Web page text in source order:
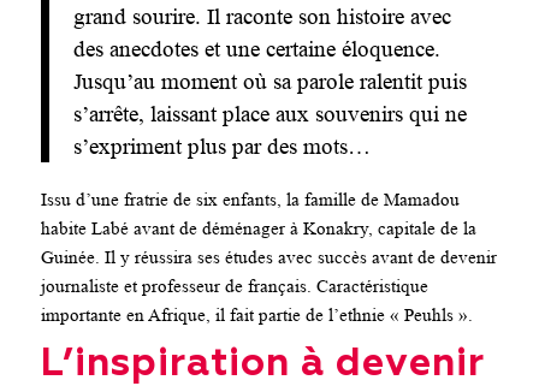
grand sourire. Il raconte son histoire avec
des anecdotes et une certaine éloquence.
Jusqu’au moment où sa parole ralentit puis
s’arrête, laissant place aux souvenirs qui ne
s’expriment plus par des mots…
Issu d’une fratrie de six enfants, la famille de Mamadou
habite Labé avant de déménager à Konakry, capitale de la
Guinée. Il y réussira ses études avec succès avant de devenir
journaliste et professeur de français. Caractéristique
importante en Afrique, il fait partie de l’ethnie « Peuhls ».
L’inspiration à devenir